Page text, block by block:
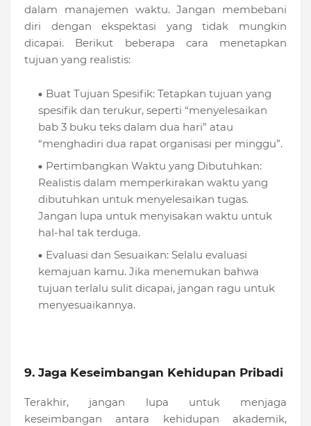
dalam manajemen waktu. Jangan membebani
diri dengan ekspektasi yang tidak mungkin
dicapai. Berikut beberapa cara menetapkan
tujuan yang realistis:
Buat Tujuan Spesifik: Tetapkan tujuan yang
spesifik dan terukur, seperti “menyelesaikan
bab 3 buku teks dalam dua hari” atau
“menghadiri dua rapat organisasi per minggu”.
Pertimbangkan Waktu yang Dibutuhkan:
Realistis dalam memperkirakan waktu yang
dibutuhkan untuk menyelesaikan tugas.
Jangan lupa untuk menyisakan waktu untuk
hal-hal tak terduga.
Evaluasi dan Sesuaikan: Selalu evaluasi
kemajuan kamu. Jika menemukan bahwa
tujuan terlalu sulit dicapai, jangan ragu untuk
menyesuaikannya.
9. Jaga Keseimbangan Kehidupan Pribadi
Terakhir, jangan lupa untuk menjaga
keseimbangan antara kehidupan akademik,